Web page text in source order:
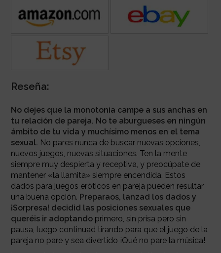
Reseña:
No dejes que la monotonía campe a sus anchas en
tu relación de pareja. No te aburgueses en ningún
ámbito de tu vida y muchísimo menos en el tema
sexual. No pares nunca de buscar nuevas opciones,
nuevos juegos, nuevas situaciones. Ten la mente
siempre muy despierta y receptiva, y preocúpate de
mantener «la llamita» siempre encendida. Estos
dados para juegos eróticos en pareja pueden resultar
una buena opción. Preparaos, lanzad los dados y
¡Sorpresa! decidid las posiciones sexuales que
queréis ir adoptandoprimero, sin prisa pero sin
pausa, luego continuad tirando para que el juego de la
pareja no pare y sea divertido ¡Qué no pare la música!